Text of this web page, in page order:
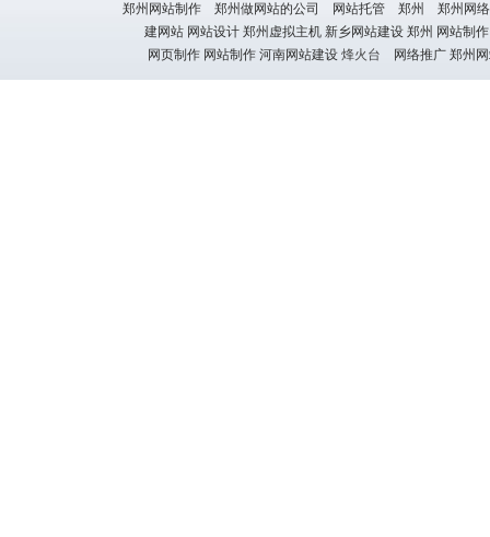
郑州网站制作 郑州做网站的公司 网站托管 郑州 郑州网
建网站 网站设计 郑州虚拟主机 新乡网站建设 郑州 网站制
网页制作 网站制作 河南网站建设 烽火台 网络推广 郑州